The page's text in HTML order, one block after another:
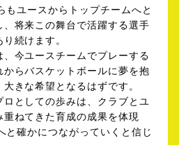
もユースからトップチームへと
将来この舞台で活躍する選手
続けます。
今ユースチームでプレーする
らバスケットボールに夢を抱
きな希望となるはずです。
としての歩みは、クラブとユ
ねてきた育成の成果を体現
と確かにつながっていくと信じ